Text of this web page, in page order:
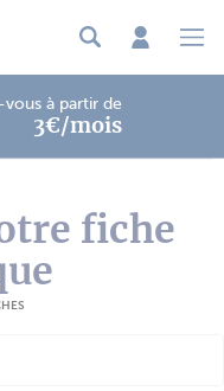
à partir de
3€/mois
fiche